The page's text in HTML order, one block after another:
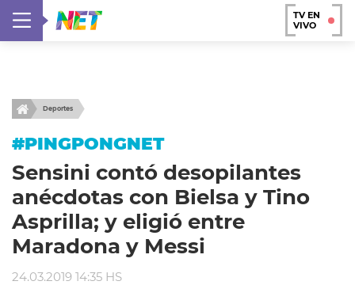
TV EN
VIVO
Deportes
#PINGPONGNET
Sensini contó desopilantes
anécdotas con Bielsa y Tino
Asprilla; y eligió entre
Maradona y Messi
24.03.2019 14:35 HS